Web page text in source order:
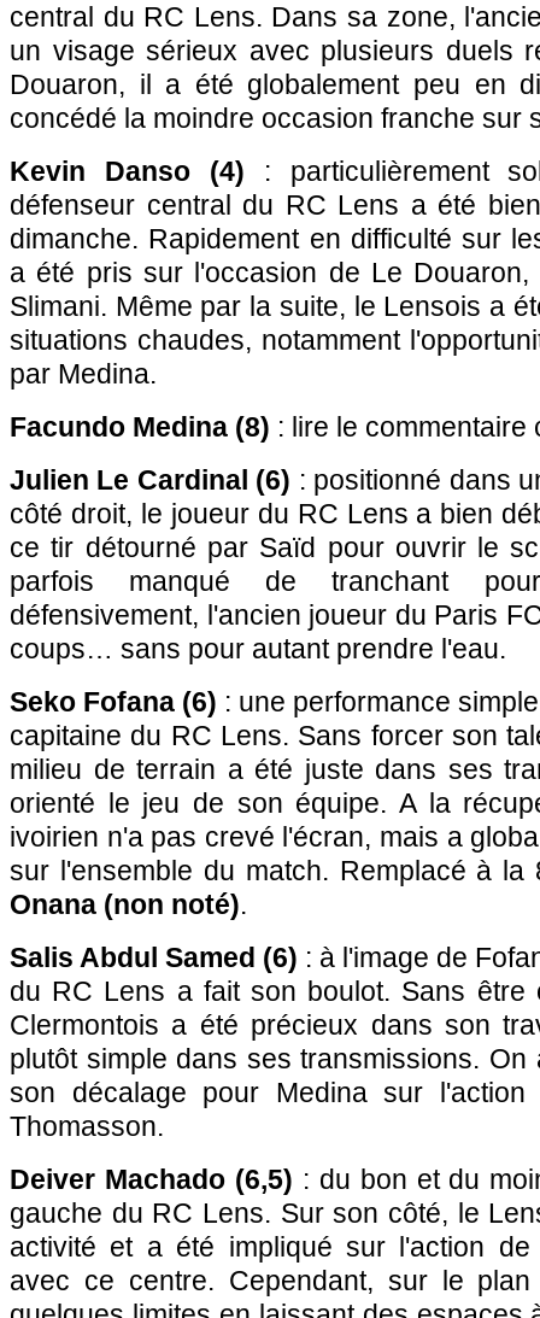
central du RC Lens. Dans sa zone,
un visage sérieux avec plusieurs duels
Douaron, il a été globalement peu en
concédé la moindre occasion franche sur
Kevin Danso (4) : particulièrement
défenseur central du RC Lens a été
dimanche. Rapidement en difficulté sur
a été pris sur l'occasion de Le
Slimani. Même par la suite, le Lensois a
situations chaudes, notamment
par Medina.
Facundo Medina (8) : lire le commentaire
Julien Le Cardinal (6) : positionné dans
côté droit, le joueur du RC Lens a bien
ce tir détourné par Saïd pour ouvrir le
parfois manqué de tranchant
défensivement, l'ancien joueur du Paris
coups… sans pour autant prendre l'eau.
Seko Fofana (6) : une performance
capitaine du RC Lens. Sans forcer son
milieu de terrain a été juste dans ses
orienté le jeu de son équipe. A la
ivoirien n'a pas crevé l'écran, mais a
sur l'ensemble du match. Remplacé à
Onana (non noté).
Salis Abdul Samed (6) : à l'image de
du RC Lens a fait son boulot. Sans être
Clermontois a été précieux dans son
plutôt simple dans ses transmissions. On
son décalage pour Medina sur
Thomasson.
Deiver Machado (6,5) : du bon et du
gauche du RC Lens. Sur son côté, le
activité et a été impliqué sur l'action
avec ce centre. Cependant, sur le